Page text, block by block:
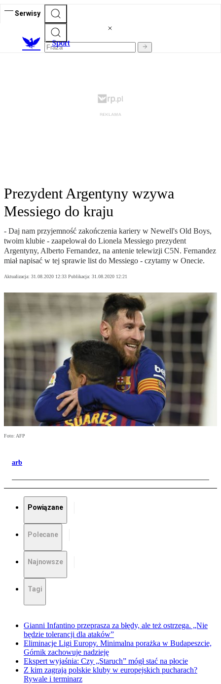
Serwisy
Sport
Prezydent Argentyny wzywa
Messiego do kraju
- Daj nam przyjemność zakończenia kariery w Newell's Old Boys,
twoim klubie - zaapelował do Lionela Messiego prezydent
Argentyny, Alberto Fernandez, na antenie telewizji C5N. Fernandez
miał napisać w tej sprawie list do Messiego - czytamy w Onecie.
Aktualizacja: 31.08.2020 12:33 Publikacja: 31.08.2020 12:21
Foto: AFP
arb
Powiązane
Polecane
Najnowsze
Tagi
Gianni Infantino przeprasza za błędy, ale też ostrzega. „Nie
będzie tolerancji dla ataków”
Eliminacje Ligi Europy. Minimalna porażka w Budapeszcie,
Górnik zachowuje nadzieję
Ekspert wyjaśnia: Czy „Staruch” mógł stać na płocie
Z kim zagrają polskie kluby w europejskich pucharach?
Rywale i terminarz